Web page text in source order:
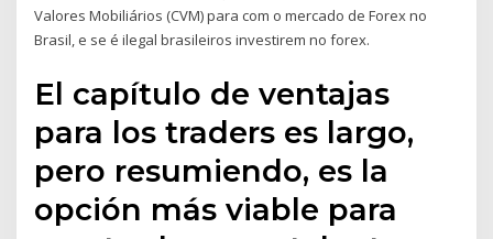
Valores Mobiliários (CVM) para com o mercado de Forex no
Brasil, e se é ilegal brasileiros investirem no forex.
El capítulo de ventajas
para los traders es largo,
pero resumiendo, es la
opción más viable para